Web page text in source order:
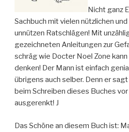
Nicht ganz
Sachbuch mit vielen nützlichen
unnützen Ratschlägen! Mit
gezeichneten Anleitungen zur
schräg wie Docter Noel Zone
denken! Der Mann ist einfach
übrigens auch selber. Denn er
beim Schreiben dieses Buches
ausgerenkt! J
Das Schöne an diesem Buch ist: